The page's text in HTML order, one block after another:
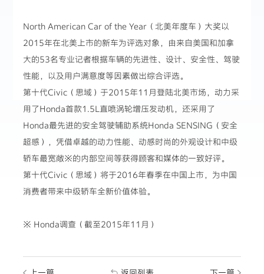
North American Car of the Year（北美年度车）大奖以
2015年在北美上市的新车为评选对象，由来自美国和加拿
大的53名专业记者根据车辆的先进性、设计、安全性、驾驶
性能，以及用户满意度等因素做出综合评选。
第十代Civic（思域）于2015年11月登陆北美市场，动力采
用了Honda首款1.5L直喷涡轮增压发动机，还采用了
Honda最先进的安全驾驶辅助系统Honda SENSING（安全
超感），凭借卓越的动力性能、动感时尚的外观设计和中级
轿车最宽敞※的内部空间等获得顾客和媒体的一致好评。
第十代Civic（思域）将于2016年春季在中国上市，为中国
消费者带来中级轿车全新价值体验。
※ Honda调查（截至2015年11月）